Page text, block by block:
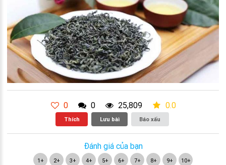
0 0 25,809 0.0
Thích Lưu bài Báo xấu
Đánh giá của bạn
1+ 2+ 3+ 4+ 5+ 6+ 7+ 8+ 9+ 10+